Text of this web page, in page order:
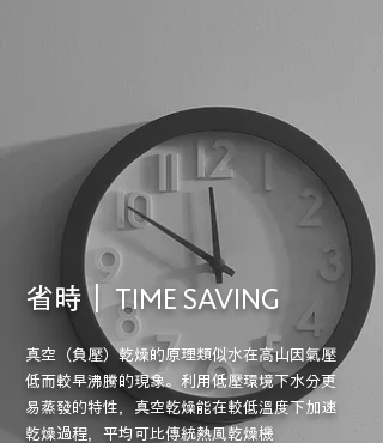
省時｜ TIME SAVING
真空（負壓）乾燥的原理類似水在高山因氣壓
低而較早沸騰的現象。利用低壓環境下水分更
易蒸發的特性，真空乾燥能在較低溫度下加速
乾燥過程，平均可比傳統熱風乾燥機